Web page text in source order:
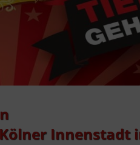
Innenstadt